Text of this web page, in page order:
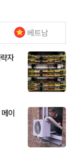
베트남
자
이